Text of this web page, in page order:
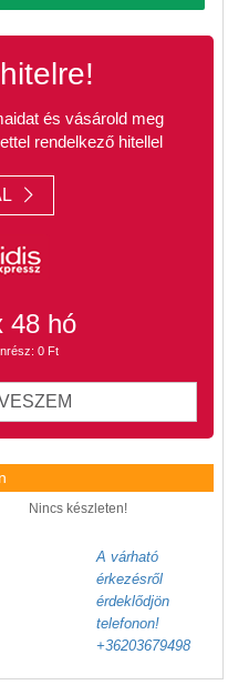
és vásárold meg
rendelkező hitellel
48 hó
0 Ft
Nincs készleten!
A várható
érkezésről
érdeklődjön
telefonon!
+36203679498